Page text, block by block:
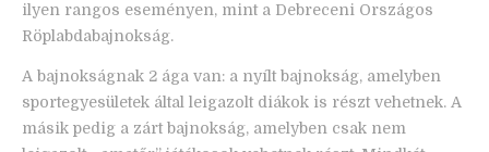
ilyen rangos eseményen, mint a Debreceni Országos
Röplabdabajnokság.
A bajnokságnak 2 ága van: a nyílt bajnokság, amelyben
sportegyesületek által leigazolt diákok is részt vehetnek. A
másik pedig a zárt bajnokság, amelyben csak nem